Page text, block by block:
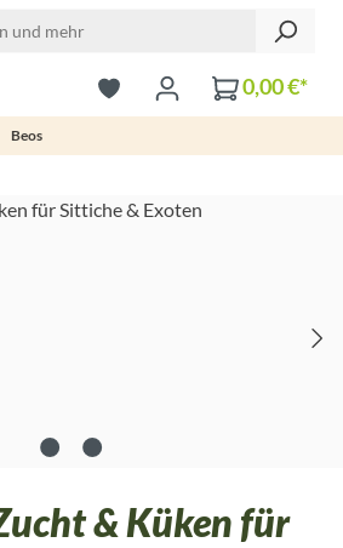
0,00 €*
Beos
& Küken für